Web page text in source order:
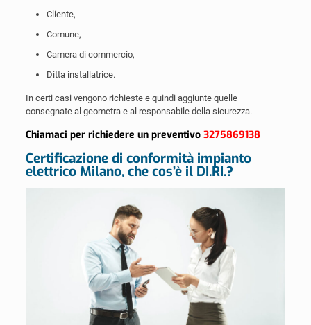
Cliente,
Comune,
Camera di commercio,
Ditta installatrice.
In certi casi vengono richieste e quindi aggiunte quelle
consegnate al geometra e al responsabile della sicurezza.
Chiamaci per richiedere un preventivo 3275869138
Certificazione di conformità impianto
elettrico Milano, che cos’è il DI.RI.?